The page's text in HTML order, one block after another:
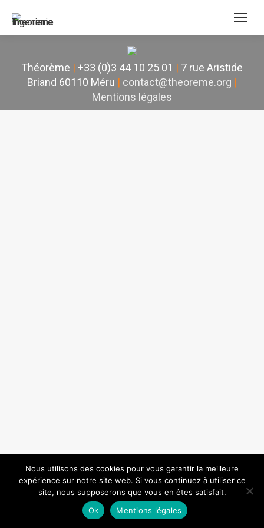
Théorème | +33 (0)3 44 10 25 01 | 7 rue Aristide
Briand 60110 Méru | contact@theoreme.org |
Mentions légales
Nous utilisons des cookies pour vous garantir la meilleure
expérience sur notre site web. Si vous continuez à utiliser ce
site, nous supposerons que vous en êtes satisfait.
Ok
Mentions légales